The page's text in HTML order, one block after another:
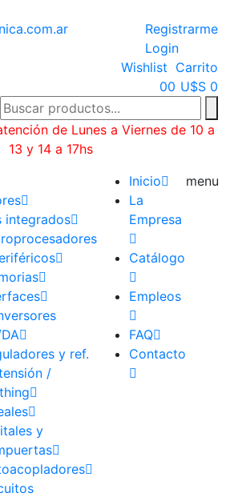
Registrarme
Login
Wishlist
00
Carrito
U$S 0
de Lunes a Viernes de 10 a
13 y 14 a 17hs
integrados
y ref.
/
y
Inicio
La
Empresa
Catálogo
Empleos
FAQ
Contacto
menu